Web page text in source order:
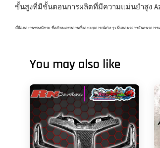
ขั้นสูงที่มีขั้นตอนการผลิตที่มีความแม่นยำสูง
นี่คือผลงานของนิยาย ชื่อตัวละครสถานที่และเหตุการณ์ต่าง ๆ เป็นผลมาจากจินตนากา
You may also like